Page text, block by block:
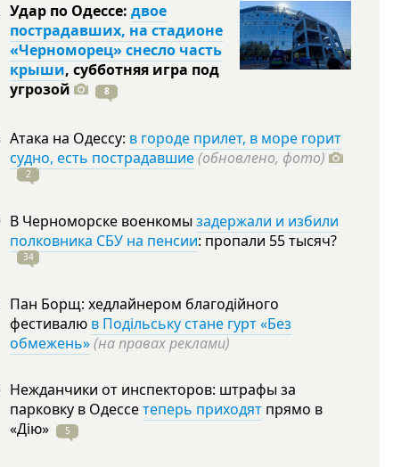
Удар по Одессе: двое
пострадавших, на стадионе
«Черноморец» снесло часть
крыши, субботняя игра под
угрозой
8
Атака на Одессу: в городе прилет, в море горит
судно, есть пострадавшие(обновлено, фото)
2
В Черноморске военкомы задержали и избили
полковника СБУ на пенсии: пропали 55тысяч?
34
Пан Борщ: хедлайнером благодійного
фестивалю в Подільську стане гурт «Без
обмежень»(на правах реклами)
Нежданчики от инспекторов: штрафы за
парковку в Одессетеперь приходят прямо в
«Дію»
5